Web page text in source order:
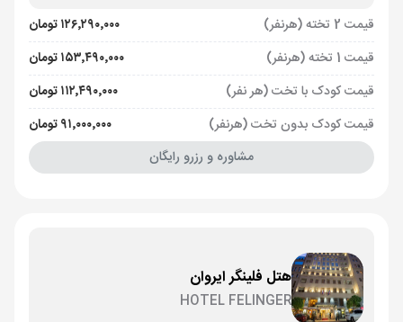
قیمت 2 تخته (هرنفر)
۱۲۶٬۲۹۰٬۰۰۰ تومان
قیمت 1 تخته (هرنفر)
۱۵۳٬۴۹۰٬۰۰۰ تومان
قیمت کودک با تخت (هر نفر)
۱۱۲٬۴۹۰٬۰۰۰ تومان
قیمت کودک بدون تخت (هرنفر)
۹۱٬۰۰۰٬۰۰۰ تومان
مشاوره و رزرو رایگان
هتل فلینگر ایروان
HOTEL FELINGER